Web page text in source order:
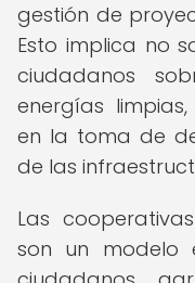
gestión de
Esto implica no
ciudadanos
energías
en la toma de
de las
Las
son un modelo